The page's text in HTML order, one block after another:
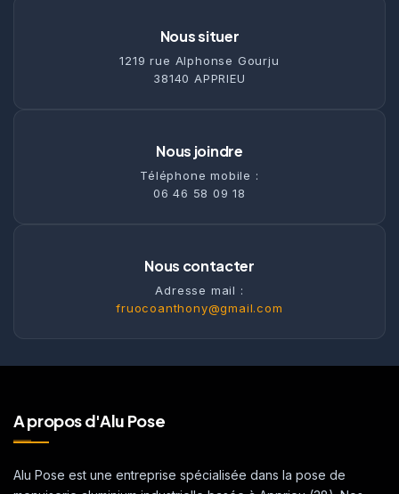
Nous situer
1219 rue Alphonse Gourju
38140 APPRIEU
Nous joindre
Téléphone mobile :
06 46 58 09 18
Nous contacter
Adresse mail :
fruocoanthony@gmail.com
A propos d'Alu Pose
Alu Pose est une entreprise spécialisée dans la pose de